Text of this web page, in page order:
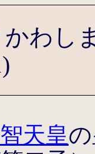
かわし
天皇